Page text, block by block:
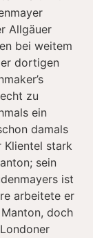
Allgäuer
bei weitem
dortigen
zu
ein
damals
Klientel stark
sein
ist
arbeitete er
doch